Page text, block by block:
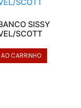
SISSY
SCOTT
CARRINHO